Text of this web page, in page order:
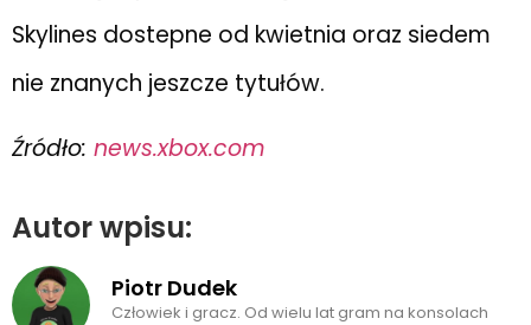
Skylines dostepne od kwietnia oraz siedem
nie znanych jeszcze tytułów.
Źródło: news.xbox.com
Autor wpisu:
Piotr Dudek
Człowiek i gracz. Od wielu lat gram na konsolach